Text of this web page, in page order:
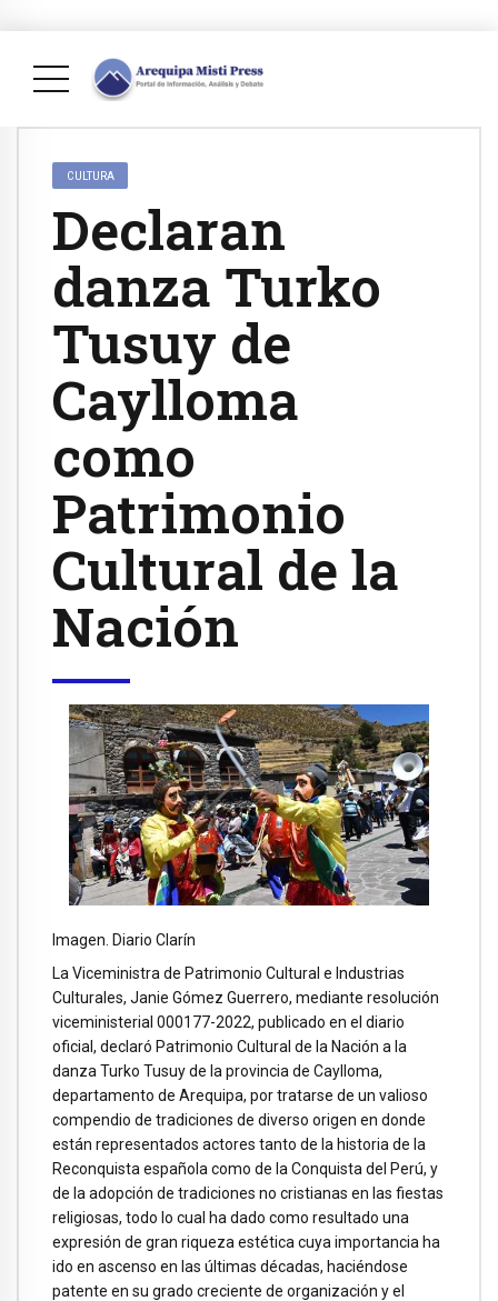
CULTURA
Declaran
danza Turko
Tusuy de
Caylloma
como
Patrimonio
Cultural de la
Nación
Imagen. Diario Clarín
La Viceministra de Patrimonio Cultural e Industrias
Culturales, Janie Gómez Guerrero, mediante resolución
viceministerial 000177-2022, publicado en el diario
oficial, declaró Patrimonio Cultural de la Nación a la
danza Turko Tusuy de la provincia de Caylloma,
departamento de Arequipa, por tratarse de un valioso
compendio de tradiciones de diverso origen en donde
están representados actores tanto de la historia de la
Reconquista española como de la Conquista del Perú, y
de la adopción de tradiciones no cristianas en las fiestas
religiosas, todo lo cual ha dado como resultado una
expresión de gran riqueza estética cuya importancia ha
ido en ascenso en las últimas décadas, haciéndose
patente en su grado creciente de organización y el